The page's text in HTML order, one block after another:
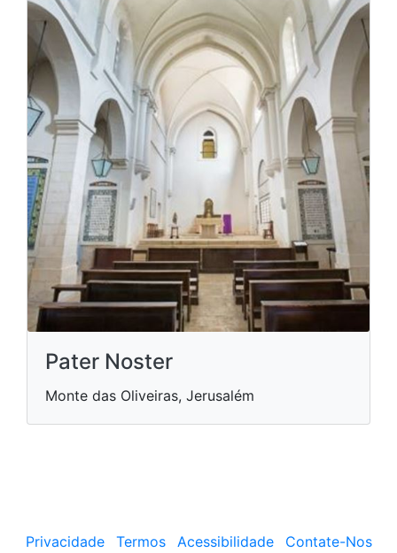
Pater Noster
Monte das Oliveiras, Jerusalém
Privacidade Termos Acessibilidade Contate-Nos